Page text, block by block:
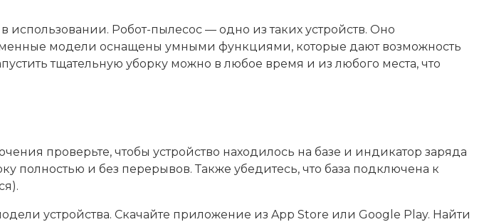
использовании. Робот-пылесос — одно из таких устройств. Оно
модели оснащены умными функциями, которые дают возможность
тщательную уборку можно в любое время и из любого места, что
проверьте, чтобы устройство находилось на базе и индикатор заряда
полностью и без перерывов. Также убедитесь, что база подключена к
устройства. Скачайте приложение из App Store или Google Play. Найти